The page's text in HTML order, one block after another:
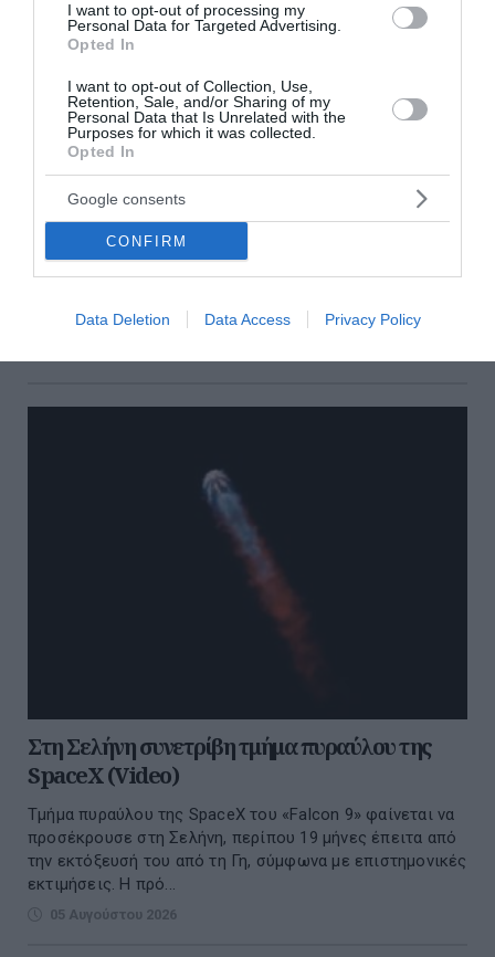
I want to opt-out of processing my
Personal Data for Targeted Advertising.
Opted In
I want to opt-out of Collection, Use,
Retention, Sale, and/or Sharing of my
Personal Data that Is Unrelated with the
Purposes for which it was collected.
Opted In
Google consents
CONFIRM
Data Deletion Data Access Privacy Policy
Ταϊλάνδη: Ποδοσφαιριστής σκοτώθηκε από
κεραυνό κατά τη διάρκεια αγώνα (Video)
Ένα τραγικό περιστατικό συνέβη την Τρίτη στην Ταϊλάνδη
κατά τη διάρκεια ενός ποδοσφαιρικού αγώνα της Yala FC
χώρο με αποτέλεσμα ...
Στη Σελήνη συνετρίβη τμήμα πυραύλου της
SpaceX (Video)
Τμήμα πυραύλου της SpaceX του «Falcon 9» φαίνεται να
προσέκρουσε στη Σελήνη, περίπου 19 μήνες έπειτα από
την εκτόξευσή του από τη Γη, σύμφωνα με επιστημονικές
εκτιμήσεις. Η πρό...
05 Αυγούστου 2026